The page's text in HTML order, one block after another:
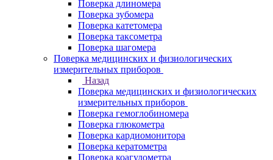
Поверка длиномера
Поверка зубомера
Поверка катетомера
Поверка таксометра
Поверка шагомера
Поверка медицинских и физиологических
измерительных приборов
Назад
Поверка медицинских и физиологических
измерительных приборов
Поверка гемоглобиномера
Поверка глюкометра
Поверка кардиомонитора
Поверка кератометра
Поверка коагулометра